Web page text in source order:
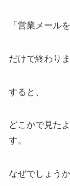
「営業メール
だけで終わりま
すると、
どこかで見た
す。
なぜでしょう